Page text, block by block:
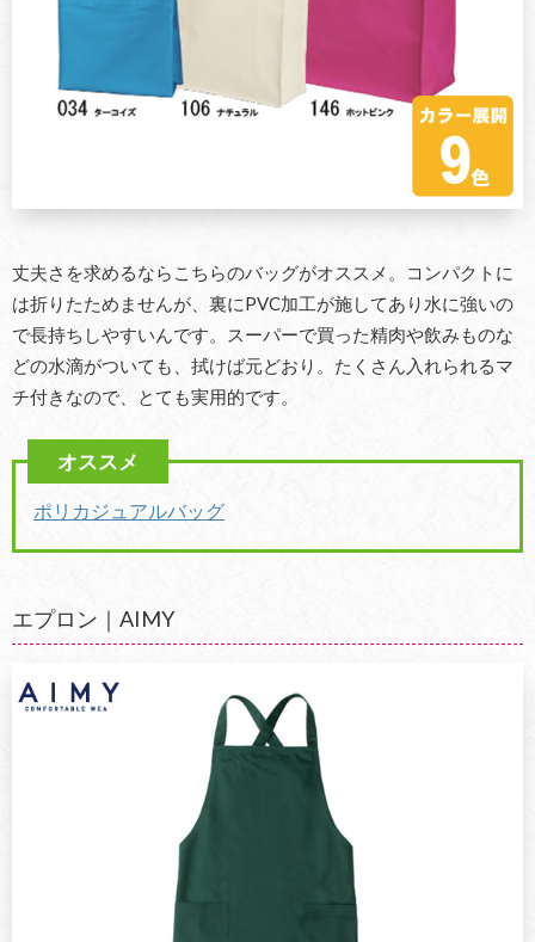
丈夫さを求めるならこちらのバッグがオススメ。コンパクトに
は折りたためませんが、裏にPVC加工が施してあり水に強いの
で長持ちしやすいんです。スーパーで買った精肉や飲みものな
どの水滴がついても、拭けば元どおり。たくさん入れられるマ
チ付きなので、とても実用的です。
ポリカジュアルバッグ
エプロン｜AIMY